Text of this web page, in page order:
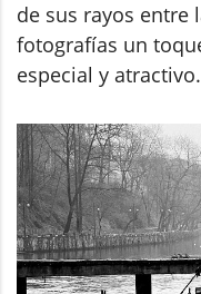
de sus rayos entre
fotografías un
especial y atractivo.